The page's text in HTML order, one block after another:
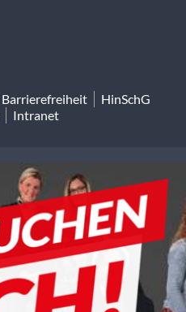
Barrierefreiheit
HinSchG
Intranet